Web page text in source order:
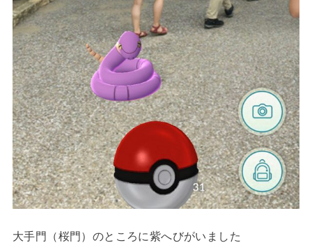
大手門（桜門）のところに紫へびがいました